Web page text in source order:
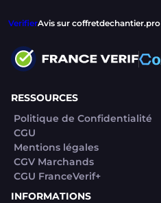
VerifierAvis sur coffretdechantier.pro
RESSOURCES
Politique de Confidentialité
CGU
Mentions légales
CGV Marchands
CGU FranceVerif+
INFORMATIONS